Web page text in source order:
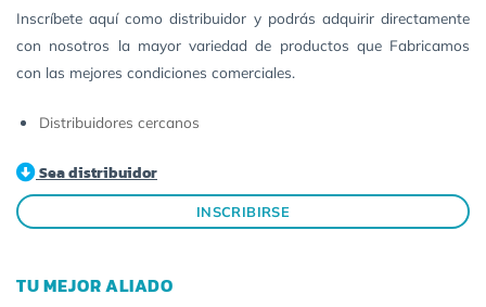
Inscríbete aquí como distribuidor y podrás adquirir directamente
con nosotros la mayor variedad de productos que Fabricamos
con las mejores condiciones comerciales.
Distribuidores cercanos
Sea distribuidor
INSCRIBIRSE
TU MEJOR ALIADO